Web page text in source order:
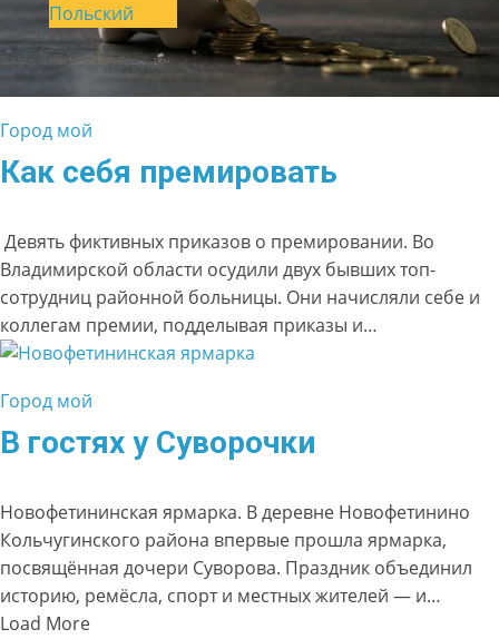
Польский
Город мой
Как себя премировать
Девять фиктивных приказов о премировании. Во
Владимирской области осудили двух бывших топ-
сотрудниц районной больницы. Они начисляли себе и
коллегам премии, подделывая приказы и…
Город мой
В гостях у Суворочки
Новофетининская ярмарка. В деревне Новофетинино
Кольчугинского района впервые прошла ярмарка,
посвящённая дочери Суворова. Праздник объединил
историю, ремёсла, спорт и местных жителей — и…
Load More